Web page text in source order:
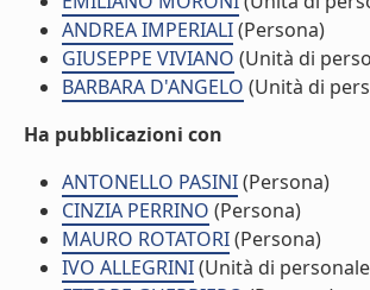
ANDREA IMPERIALI(Persona)
GIUSEPPE VIVIANO (Unità di
BARBARA D'ANGELO (Unità di
Ha pubblicazioni con
ANTONELLO PASINI(Persona)
CINZIA PERRINO (Persona)
MAURO ROTATORI(Persona)
IVO ALLEGRINI(Unità di